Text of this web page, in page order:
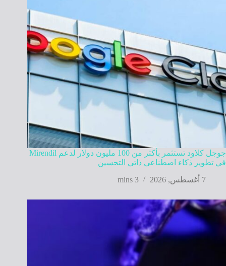
جوجل كلاود تستثمر بأكثر من 100 مليون دولار لدعم Mirendil
في تطوير ذكاء اصطناعي ذاتي التحسين
7 أغسطس, 2026
3 mins